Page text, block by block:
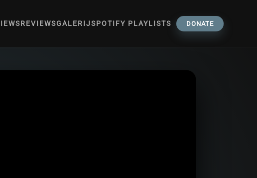
REVIEWSGALERIJSPOTIFY PLAYLISTS DONATE